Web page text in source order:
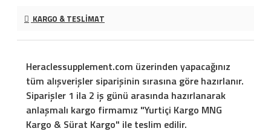
KARGO & TESLIMAT
Heraclessupplement.com üzerinden yapacağınız
tüm alışverişler siparişinin sırasına göre hazırlanır.
Siparişler 1 ila 2 iş günü arasında hazırlanarak
anlaşmalı kargo firmamız "Yurtiçi Kargo MNG
Kargo & Sürat Kargo" ile teslim edilir.